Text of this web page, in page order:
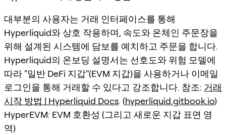
대부분의 사용자는 거래 인터페이스를 통해
Hyperliquid와 상호 작용하며, 속도와 온체인 주문장을
위해 설계된 시스템에 담보를 예치하고 주문을 합니다.
Hyperliquid의 온보딩 설명서는 선호도와 위험 모델에
따라 "일반 DeFi 지갑"(EVM 지갑)을 사용하거나 이메일
로그인을 통해 거래할 수 있다고 강조합니다. 참조: 거래
시작 방법 | Hyperliquid Docs. (hyperliquid.gitbook.io)
HyperEVM: EVM 호환성 (그리고 새로운 지갑 표면 영
역)